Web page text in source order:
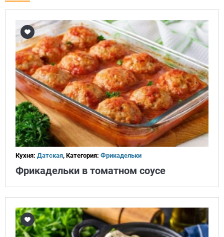
Кухня: Датская, Категория: Фрикадельки
Фрикадельки в томатном соусе